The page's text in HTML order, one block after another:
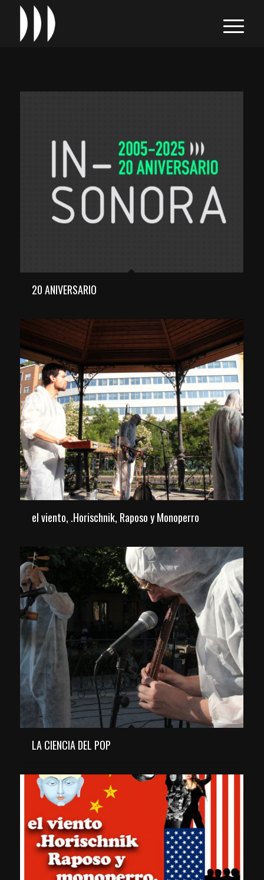
20 ANIVERSARIO
el viento, .Horischnik, Raposo y Monoperro
LA CIENCIA DEL POP